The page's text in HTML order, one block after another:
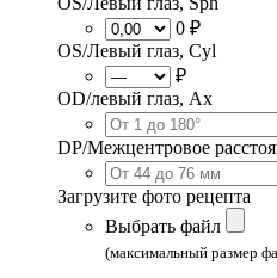
0 ₽
OS/Левый глаз, Cyl
₽
OD/левый глаз, Ax
DP/Межцентровое
Загрузите фото рецепта
Выбрать файл
(максимальный размер